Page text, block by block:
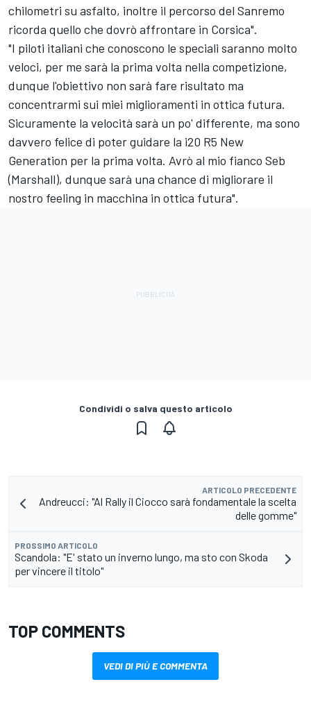
chilometri su asfalto, inoltre il percorso del Sanremo
ricorda quello che dovrò affrontare in Corsica".
"I piloti italiani che conoscono le speciali saranno molto
veloci, per me sarà la prima volta nella competizione,
dunque l'obiettivo non sarà fare risultato ma
concentrarmi sui miei miglioramenti in ottica futura.
Sicuramente la velocità sarà un po' differente, ma sono
davvero felice di poter guidare la i20 R5 New
Generation per la prima volta. Avrò al mio fianco Seb
(Marshall), dunque sarà una chance di migliorare il
nostro feeling in macchina in ottica futura".
Condividi o salva questo articolo
ARTICOLO PRECEDENTE
Andreucci: "Al Rally il Ciocco sarà fondamentale la scelta
delle gomme"
PROSSIMO ARTICOLO
Scandola: "E' stato un inverno lungo, ma sto con Skoda
per vincere il titolo"
TOP COMMENTS
VEDI DI PIÙ E COMMENTA